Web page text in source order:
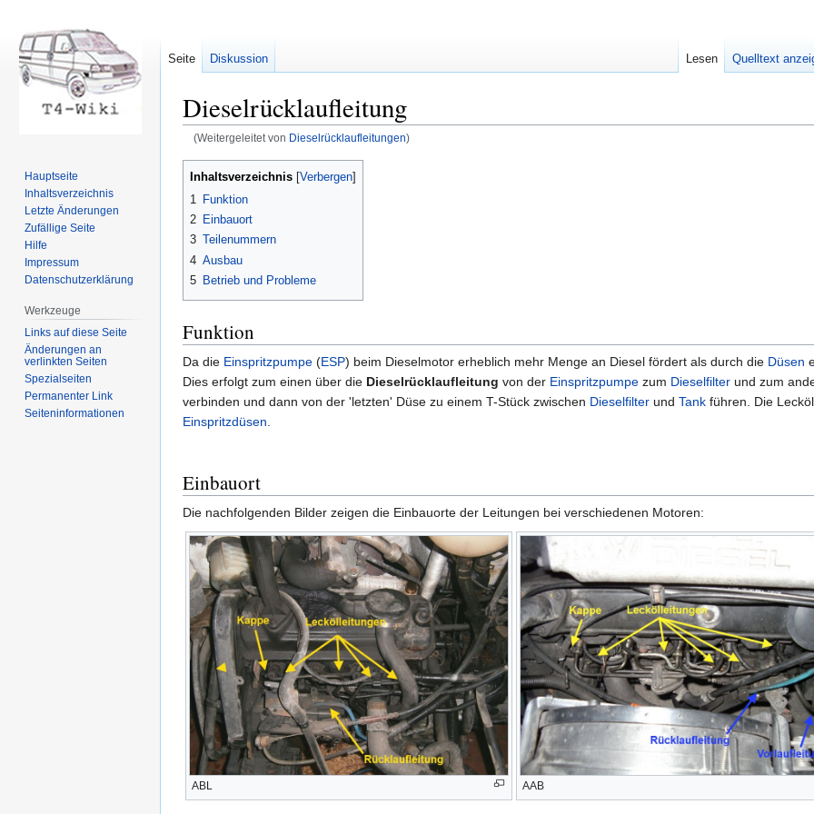
Dieselrücklaufleitung
(Weitergeleitet von Dieselrücklaufleitungen)
Zur
Zur
Inhaltsverzeichnis
1
Funktion
2 Einbauort
3 Teilenummern
4 Ausbau
5 Betrieb und Probleme
Funktion
Da die Einspritzpumpe (ESP) beim Dieselmotor erheblich mehr Menge an Diesel fördert als durch die Düsen
Dies erfolgt zum einen über die Dieselrücklaufleitung von der Einspritzpumpe zum Dieselfilter und zum
verbinden und dann von der 'letzten' Düse zu einem T-Stück zwischen Dieselfilter und Tank führen. Die
Einspritzdüsen
Einbauort
Die nachfolgenden Bilder zeigen die Einbauorte der Leitungen bei verschiedenen Motoren:
ABL AAB
Seite Diskussion Lesen Quelltext
Hauptseite
Inhaltsverzeichnis
Letzte Änderungen
Zufällige Seite
Hilfe
Impressum
Datenschutzerklärung
Werkzeuge
Links auf diese Seite
Änderungen an
verlinkten Seiten
Spezialseiten
Permanenter Link
Seiten­informationen